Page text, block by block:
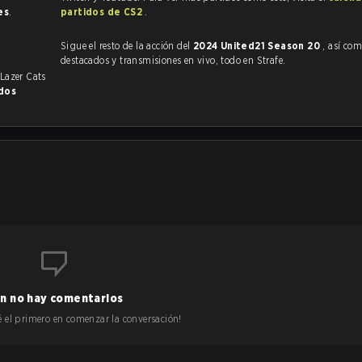
.
Cats
partidos de CS2 .
Sigue el resto de la acción del 2024 United21 Season 20 , así como
destacados y transmisiones en vivo, todo en Strafe.
no hay comentarios
el primero en comenzar la conversación!